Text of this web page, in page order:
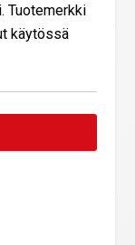
Tuotemerkki
käytössä